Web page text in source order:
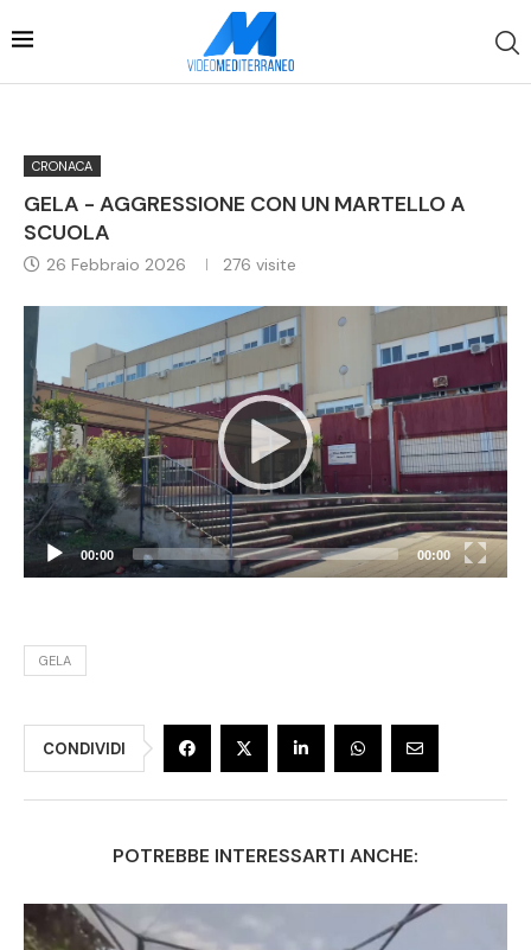
CRONACA
GELA - AGGRESSIONE CON UN MARTELLO A
SCUOLA
26 Febbraio 2026 276 visite
Video
Player
00:00 00:00
GELA
CONDIVIDI
POTREBBE INTERESSARTI ANCHE: